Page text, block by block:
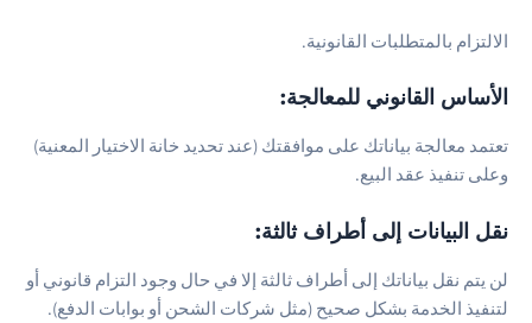
بالمتطلبات القانونية.
القانوني للمعالجة:
معالجة بياناتك على موافقتك (عند تحديد خانة الاختيار المعنية)
تنفيذ عقد البيع.
البيانات إلى أطراف ثالثة:
يتم نقل بياناتك إلى أطراف ثالثة إلا في حال وجود التزام قانوني أو
الخدمة بشكل صحيح (مثل شركات الشحن أو بوابات الدفع).